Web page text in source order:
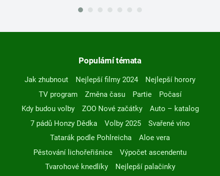
Populární témata
Jak zhubnout Nejlepší filmy 2024
Nejlepší horory
TV program
Změna času Partie
Počasí
Kdy budou volby
ZOO Nové začátky
Auto – katalog
7 pádů Honzy Dědka
Volby 2025
Svařené víno
Tatarák podle Pohlreicha
Aloe vera
Pěstování lichořeřišnice
Výpočet ascendentu
Tvarohové knedlíky
Nejlepší palačinky